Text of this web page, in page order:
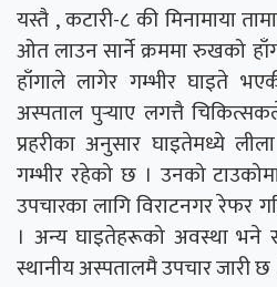
यस्तै , कटारी-८ की मिनामाया
ओत लाउन सार्ने क्रममा रुखको
हाँगाले लागेर गम्भीर घाइते
अस्पताल पुर्‍याए लगत्तै
प्रहरीका अनुसार घाइतेमध्ये
गम्भीर रहेको छ । उनको
उपचारका लागि विराटनगर रेफर
। अन्य घाइतेहरूको अवस्था भने
स्थानीय अस्पतालमै उपचार जारी छ